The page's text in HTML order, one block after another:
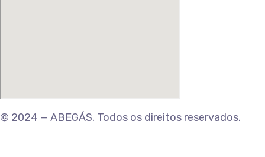
© 2024 — ABEGÁS. Todos os direitos reservados.